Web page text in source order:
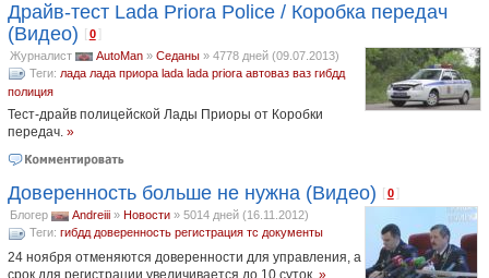
Драйв-тест Lada Priora Police / Коробка передач
(Видео) [0
Журналист AutoMan» Седаны» 4778 дней (09.07.2013)
Теги: лада лада приора lada lada priora автоваз ваз гибдд
полиция
Тест-драйв полицейской Лады Приоры от Коробки
передач. »
Доверенность больше не нужна (Видео) [0
Блогер Andreiii» Новости» 5014 дней (16.11.2012)
Теги: гибдд доверенность регистрация тс документы
24 ноября отменяются доверенности для управления, а
срок для регистрации увеличивается до 10 суток. »